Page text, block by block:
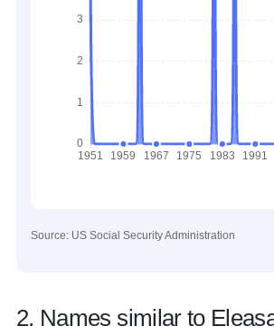
Source: US Social Security Administration
2. Names similar to